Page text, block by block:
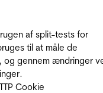
af split-tests for
til at måle de
og gennem ændringer
Cookie